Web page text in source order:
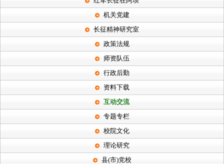
机关党建
长征精神研究室
政策法规
师资队伍
行政后勤
资料下载
互动交流
专题专栏
校院文化
理论研究
县(市)党校